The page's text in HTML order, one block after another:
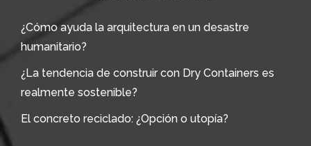
¿Cómo ayuda la arquitectura en un desastre
humanitario?
¿La tendencia de construir con Dry Containers es
realmente sostenible?
El concreto reciclado: ¿Opción o utopía?